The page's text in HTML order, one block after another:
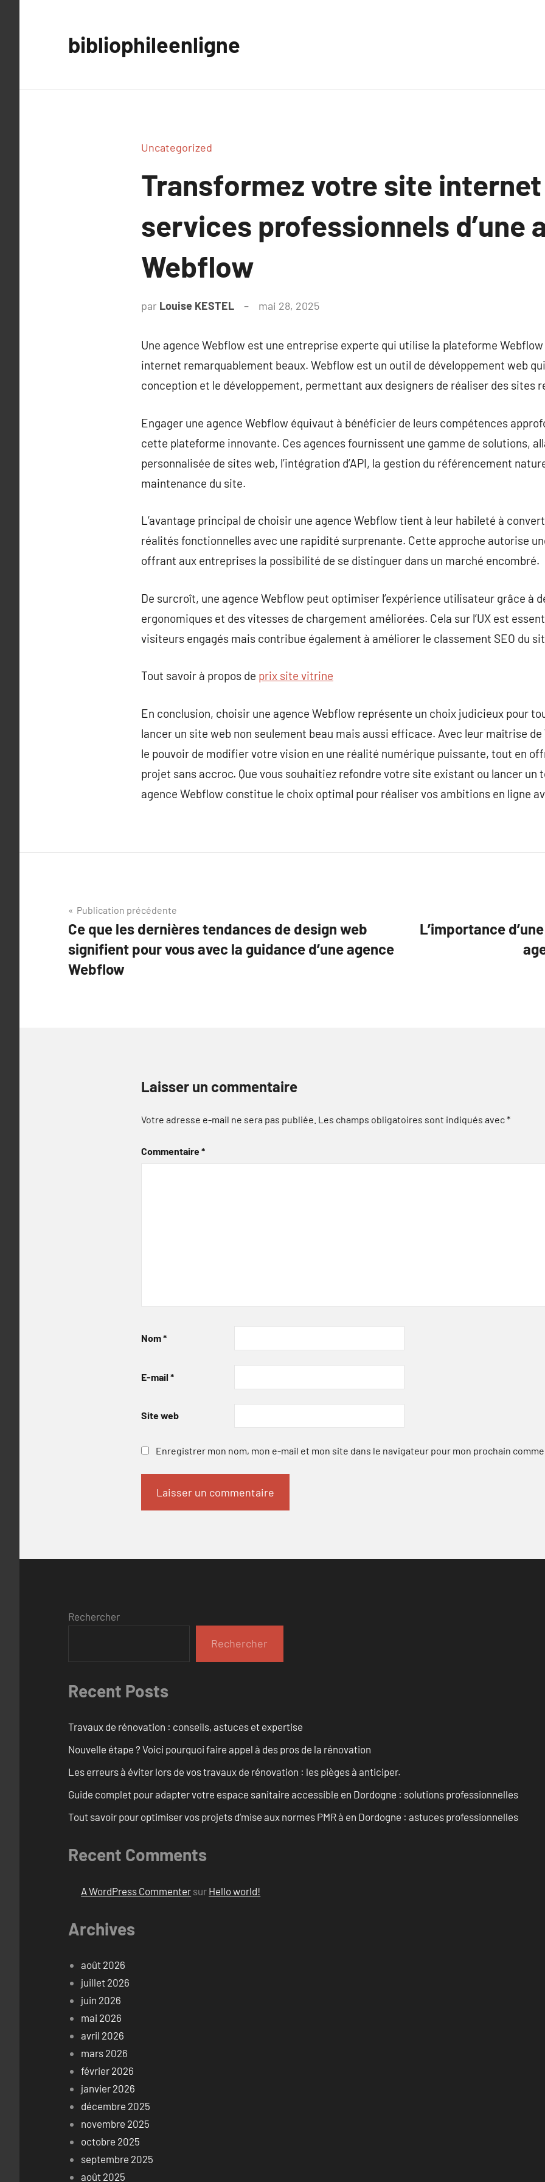
bibliophileenligne
Uncategorized
Transformez votre site
services professionnels d’une
Webflow
par Louise KESTEL mai 28, 2025
Une agence Webflow est une entreprise experte qui utilise la plateforme
internet remarquablement beaux. Webflow est un outil de développement web
conception et le développement, permettant aux designers de réaliser des sites
Engager une agence Webflow équivaut à bénéficier de leurs compétences
cette plateforme innovante. Ces agences fournissent une gamme de solutions,
personnalisée de sites web, l’intégration d’API, la gestion du référencement
maintenance du site.
L’avantage principal de choisir une agence Webflow tient à leur habileté à
réalités fonctionnelles avec une rapidité surprenante. Cette approche autorise
offrant aux entreprises la possibilité de se distinguer dans un marché encombré.
De surcroît, une agence Webflow peut optimiser l’expérience utilisateur grâce à
ergonomiques et des vitesses de chargement améliorées. Cela sur l’UX est
visiteurs engagés mais contribue également à améliorer le classement SEO du
Tout savoir à propos de prix site vitrine
En conclusion, choisir une agence Webflow représente un choix judicieux pour
lancer un site web non seulement beau mais aussi efficace. Avec leur maîtrise
le pouvoir de modifier votre vision en une réalité numérique puissante, tout en
projet sans accroc. Que vous souhaitiez refondre votre site existant ou lancer un
agence Webflow constitue le choix optimal pour réaliser vos ambitions en ligne
Navigation
de
l’article
Publication précédente
Ce que les dernières tendances de design web
signifient pour vous avec la guidance d’une agence
Webflow
L’importance
Laisser un commentaire
Votre adresse e-mail ne sera pas publiée. Les champs obligatoires sont indiqués avec*
Commentaire*
Nom*
E-mail *
Site web
Enregistrer mon nom, mon e-mail et mon site dans le navigateur pour mon prochain
Rechercher
Rechercher
Recent Posts
Travaux de rénovation : conseils, astuces et expertise
Nouvelle étape ? Voici pourquoi faire appel à des pros de la rénovation
Les erreurs à éviter lors de vos travaux de rénovation : les pièges à anticiper.
Guide complet pour adapter votre espace sanitaire accessible en Dordogne : solutions professionnelles
Tout savoir pour optimiser vos projets d’mise aux normes PMR à en Dordogne : astuces professionnelles
Recent Comments
A WordPress Commenter sur Hello world!
Archives
août 2026
juillet 2026
juin 2026
mai 2026
avril 2026
mars 2026
février 2026
janvier 2026
décembre 2025
novembre 2025
octobre 2025
septembre 2025
août 2025